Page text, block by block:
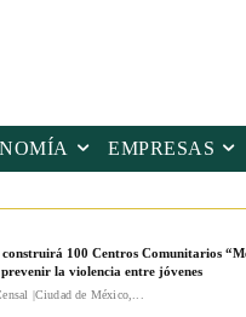
EMPRESAS
100 Centros Comunitarios
la violencia entre jóvenes
|Ciudad de México,...